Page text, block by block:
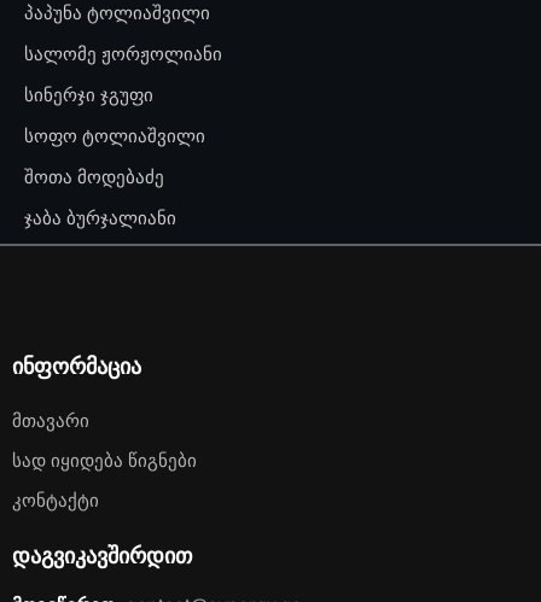
პაპუნა ტოლიაშვილი
სალომე ჟორჟოლიანი
სინერჯი ჯგუფი
სოფო ტოლიაშვილი
შოთა მოდებაძე
ჯაბა ბურჯალიანი
ინფორმაცია
Მთავარი
Სად Იყიდება Წიგნები
Კონტაქტი
დაგვიკავშირდით